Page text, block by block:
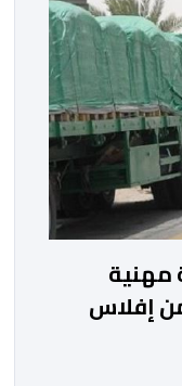
مهنية
إفلاس